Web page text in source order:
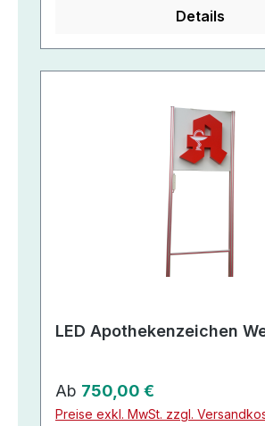
Details
LED Apothekenzeichen
Regulärer Preis:
Ab 750,00 €
Preise exkl. MwSt. zzgl.